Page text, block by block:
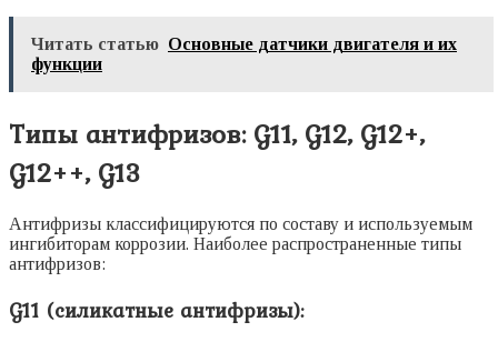
Читать статью Основные датчики двигателя и их
функции
Типы антифризов: G11, G12, G12+,
G12++, G13
Антифризы классифицируются по составу и используемым
ингибиторам коррозии. Наиболее распространенные типы
антифризов:
G11 (силикатные антифризы):